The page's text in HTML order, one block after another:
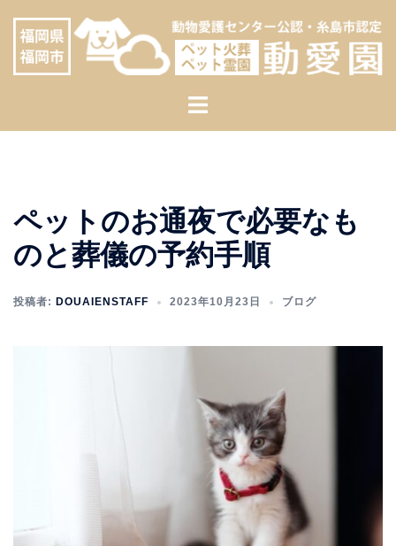
ッ
ト
ュ
ー
ペットのお通夜で必要なも
のと葬儀の予約手順
投稿者: DOUAIENSTAFF 2023年10月23日 ブログ